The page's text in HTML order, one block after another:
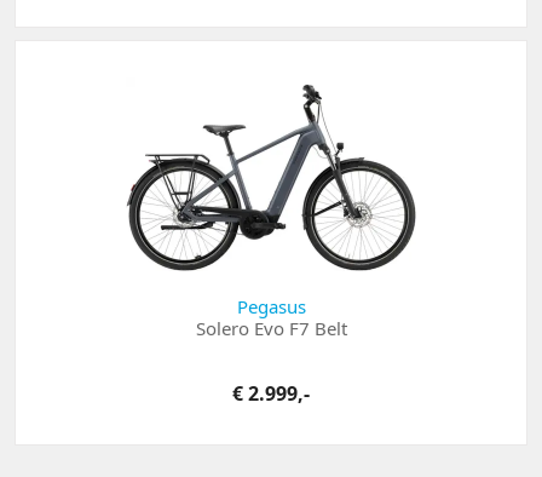
Pegasus
Solero Evo F7 Belt
€ 2.999,-